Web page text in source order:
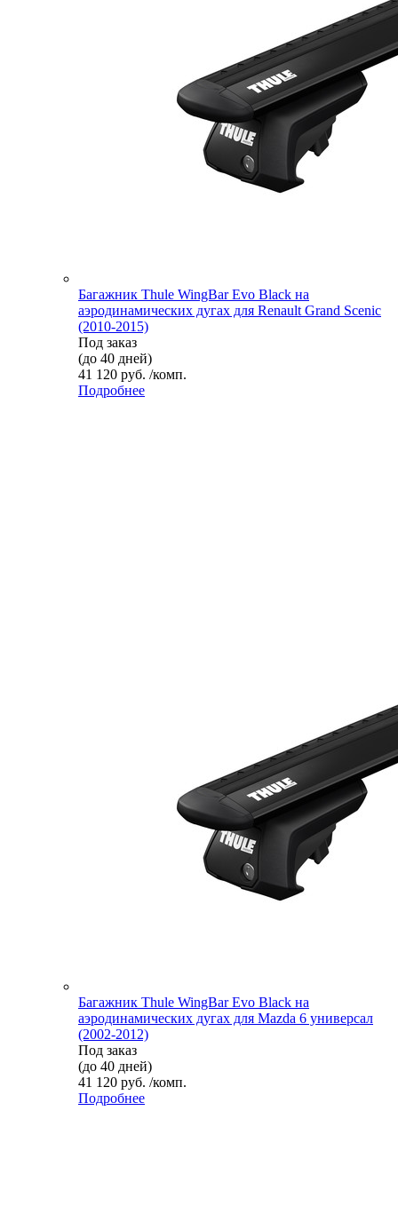
Багажник Thule WingBar Evo Black на
аэродинамических дугах для Renault Grand Scenic
(2010-2015)
Под заказ
(до 40 дней)
41 120 руб. /комп.
Подробнее
Багажник Thule WingBar Evo Black на
аэродинамических дугах для Mazda 6 универсал
(2002-2012)
Под заказ
(до 40 дней)
41 120 руб. /комп.
Подробнее